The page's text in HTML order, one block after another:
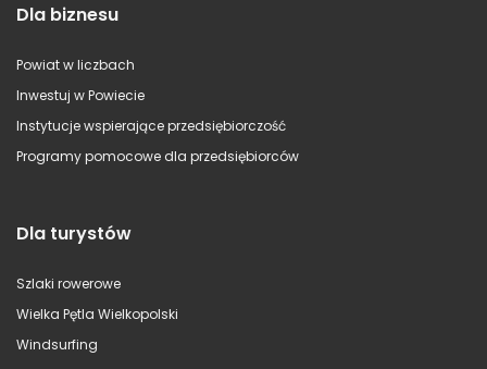
Dla biznesu
Powiat w liczbach
Inwestuj w Powiecie
Instytucje wspierające przedsiębiorczość
Programy pomocowe dla przedsiębiorców
Dla turystów
Szlaki rowerowe
Wielka Pętla Wielkopolski
Windsurfing